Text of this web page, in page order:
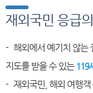
재외국민 응급
- 해외에서 예기치 않는
지도를 받을 수 있는 119
- 재외국민, 해외 여행객